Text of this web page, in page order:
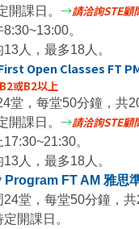
開課日。 →請洽詢STE顧
8:30~13:00。
13人，最多18人。
Open Classes FT
或B2以上
堂，每堂50分鐘，共
開課日。 →請洽詢STE顧
17:30~21:30。
13人，最多18人。
Program FT AM 雅思
24堂，每堂50分鐘，共
開課日。